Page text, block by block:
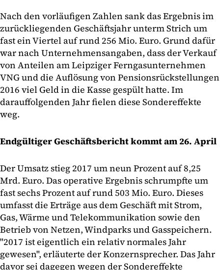
Nach den vorläufigen Zahlen sank das Ergebnis im
zurückliegenden Geschäftsjahr unterm Strich um
fast ein Viertel auf rund 256 Mio. Euro. Grund dafür
war nach Unternehmensangaben, dass der Verkauf
von Anteilen am Leipziger Ferngasunternehmen
VNG und die Auflösung von Pensionsrückstellungen
2016 viel Geld in die Kasse gespült hatte. Im
darauffolgenden Jahr fielen diese Sondereffekte
weg.
Endgültiger Geschäftsbericht kommt am 26. April
Der Umsatz stieg 2017 um neun Prozent auf 8,25
Mrd. Euro. Das operative Ergebnis schrumpfte um
fast sechs Prozent auf rund 503 Mio. Euro. Dieses
umfasst die Erträge aus dem Geschäft mit Strom,
Gas, Wärme und Telekommunikation sowie den
Betrieb von Netzen, Windparks und Gasspeichern.
"2017 ist eigentlich ein relativ normales Jahr
gewesen", erläuterte der Konzernsprecher. Das Jahr
davor sei dagegen wegen der Sondereffekte